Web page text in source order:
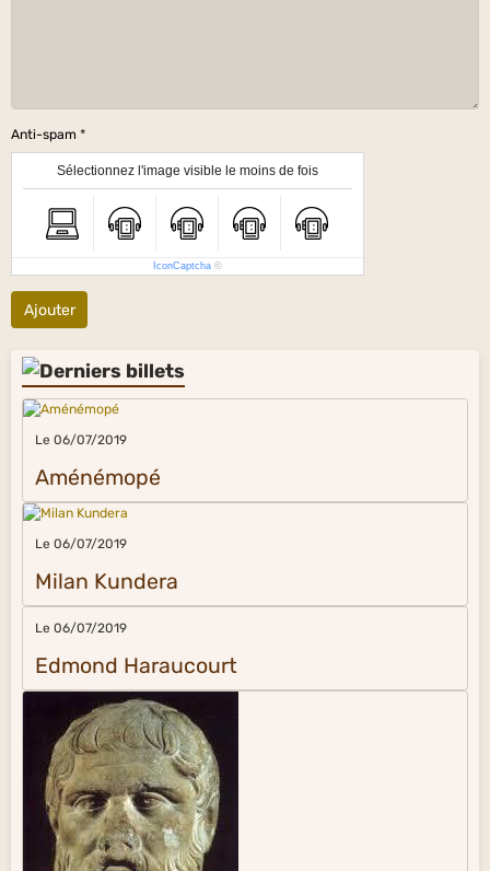
Anti-spam
Sélectionnez l'image visible le moins de fois
IconCaptcha ©
Ajouter
Le 06/07/2019
Aménémopé
Le 06/07/2019
Milan Kundera
Le 06/07/2019
Edmond Haraucourt